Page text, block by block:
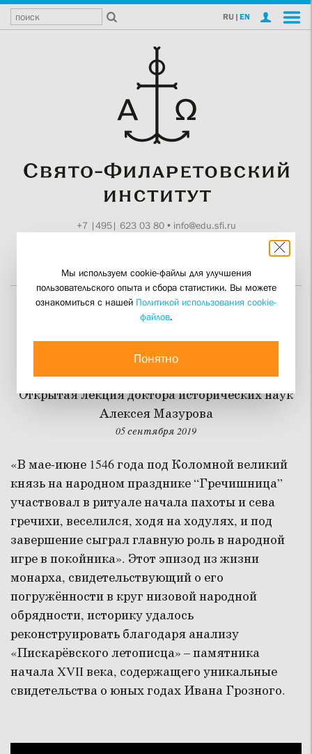
RU | EN
+7 |495| 623 03 80• info@edu.sfi.ru
Иван Грозный: новые
исследования
Открытая лекция доктора исторических наук
Алексея Мазурова
05 сентября 2019
«В мае-июне 1546 года под Коломной великий
князь на народном празднике “Гречишница”
участвовал в ритуале начала пахоты и сева
гречихи, веселился, ходя на ходулях, и под
завершение сыграл главную роль в народной
игре в покойника». Этот эпизод из жизни
монарха, свидетельствующий о его
погружённости в круг низовой народной
обрядности, историку удалось
реконструировать благодаря анализу
«Пискарёвского летописца» – памятника
начала XVII века, содержащего уникальные
свидетельства о юных годах Ивана Грозного.
Мы используем cookie-файлы для улучшения
пользовательского опыта и сбора статистики. Вы можете
ознакомиться с нашей Политикой использования cookie-
файлов.
Понятно